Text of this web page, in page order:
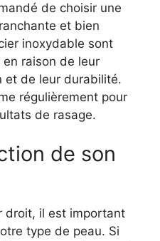
de choisir une
et bien
inoxydable sont
raison de leur
et de leur durabilité.
régulièrement pour
de rasage.
de son
droit, il est important
type de peau. Si